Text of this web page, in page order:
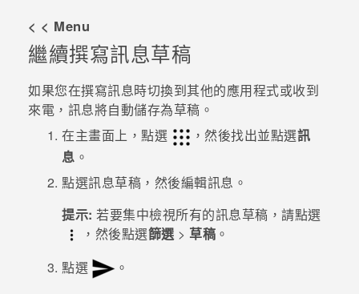
配件
優惠專區
焦點訊息
校園專案
企業採購
銷售通路
支援服務
VIVELAND
< < Menu
繼續撰寫訊息草稿
如果您在撰寫訊息時切換到其他的應用程式或收到
來電，訊息將自動儲存為草稿。
在主畫面上，點選 ，然後找出並點選訊
息 。
點選訊息草稿，然後編輯訊息。
提示: 若要集中檢視所有的訊息草稿，請點選
，然後點選篩選 > 草稿 。
點選
。